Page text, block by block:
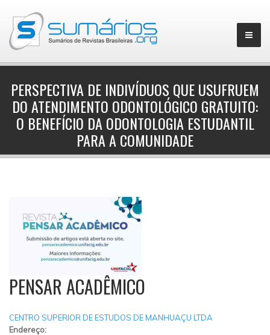
▼
PERSPECTIVA DE INDIVÍDUOS QUE USUFRUEM
DO ATENDIMENTO ODONTOLÓGICO GRATUITO:
O BENEFÍCIO DA ODONTOLOGIA ESTUDANTIL
PARA A COMUNIDADE
PENSAR ACADÊMICO
CENTRO SUPERIOR DE ESTUDOS DE MANHUAÇU LTDA
Endereço: